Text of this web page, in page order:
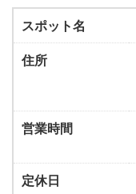
スポット名
住所
営業時間
定休日